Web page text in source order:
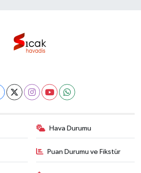
Hava Durumu
Puan Durumu ve Fikstür